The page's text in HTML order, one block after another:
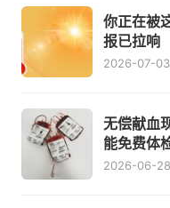
你正在被
报已拉响
2026-07-
无偿献血
能免费体
2026-06-